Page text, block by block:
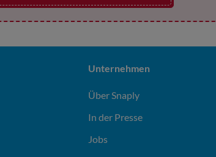
Unternehmen
Über Snaply
In der Presse
Jobs